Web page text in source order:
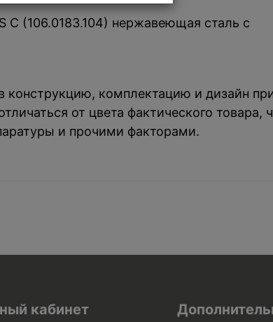
C (106.0183.104) нержавеющая сталь с
конструкцию, комплектацию и дизайн
от цвета фактического товара,
и прочими факторами.
кабинет